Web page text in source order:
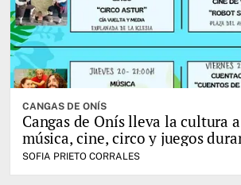
CANGAS DE ONÍS
Cangas de Onís lleva la cultura
música, cine, circo y juegos
SOFIA PRIETO CORRALES